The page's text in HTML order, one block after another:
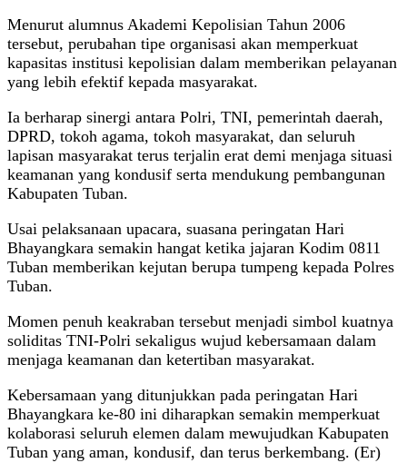
Menurut alumnus Akademi Kepolisian Tahun 2006
tersebut, perubahan tipe organisasi akan memperkuat
kapasitas institusi kepolisian dalam memberikan pelayanan
yang lebih efektif kepada masyarakat.
Ia berharap sinergi antara Polri, TNI, pemerintah daerah,
DPRD, tokoh agama, tokoh masyarakat, dan seluruh
lapisan masyarakat terus terjalin erat demi menjaga situasi
keamanan yang kondusif serta mendukung pembangunan
Kabupaten Tuban.
Usai pelaksanaan upacara, suasana peringatan Hari
Bhayangkara semakin hangat ketika jajaran Kodim 0811
Tuban memberikan kejutan berupa tumpeng kepada Polres
Tuban.
Momen penuh keakraban tersebut menjadi simbol kuatnya
soliditas TNI-Polri sekaligus wujud kebersamaan dalam
menjaga keamanan dan ketertiban masyarakat.
Kebersamaan yang ditunjukkan pada peringatan Hari
Bhayangkara ke-80 ini diharapkan semakin memperkuat
kolaborasi seluruh elemen dalam mewujudkan Kabupaten
Tuban yang aman, kondusif, dan terus berkembang. (Er)